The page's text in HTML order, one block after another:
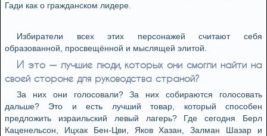
Гади как о гражданском лидере.
Избиратели всех этих персонажей считают себя
образованной, просвещённой и мыслящей элитой.
И это — лучшие люди, которых они смогли найти на
своей стороне для руководства страной?
За них они голосовали? За них собираются голосовать
дальше? Это и есть лучший товар, который способен
предложить израильский левый лагерь? Где сегодня Берл
Каценельсон, Ицхак Бен-Цви, Яков Хазан, Залман Шазар и